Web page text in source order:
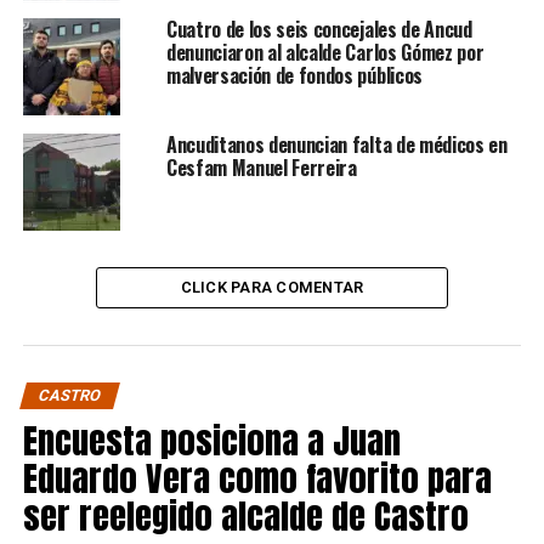
Cuatro de los seis concejales de Ancud
denunciaron al alcalde Carlos Gómez por
malversación de fondos públicos
Ancuditanos denuncian falta de médicos en
Cesfam Manuel Ferreira
CLICK PARA COMENTAR
CASTRO
Encuesta posiciona a Juan
Eduardo Vera como favorito para
ser reelegido alcalde de Castro